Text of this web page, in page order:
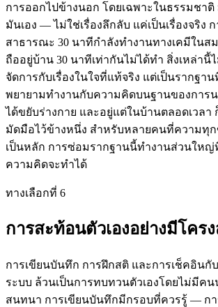
การออกไปข้างนอก โดยเฉพาะในธรรมชา
มันเอง — ไม่ใช่เรื่องลึกลับ แค่เป็นเรื่องจริง
สาธารณะ 30 นาทีกำลังทำงานทางเคมีในส
ถืออยู่บ้าน 30 นาทีเท่ากันไม่ได้ทำ สิ่งเหล่านี้
จัดการกับเรื่องในใจที่แท้จริง แต่เป็นรากฐา
พยายามทำงานกับความคิดบนฐานของการ
ได้ขยับร่างกาย และอยู่แต่ในบ้านตลอดเวลา
มัดมือไว้ข้างหนึ่ง สำหรับหลายคนที่ความทุ
เป็นหลัก การซ่อมรากฐานนี้ทำงานส่วนใหญ่
ความคิดจะทำได้
ทางเลือกที่ 6
การสะท้อนตัวเองอย่างมีโครง
การเขียนบันทึก การฝึกสติ และการเช็คอินกับ
ระบบ ล้วนเป็นการทบทวนตัวเองโดยไม่มีค
สนทนา การเขียนบันทึกมีกรอบที่ควรรู้ — ก